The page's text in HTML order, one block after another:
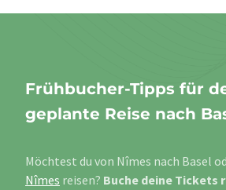
Frühbucher-Tipps für
geplante Reise nach
Möchtest du von Nîmes nach Basel
Nîmes reisen? Buche deine Tickets